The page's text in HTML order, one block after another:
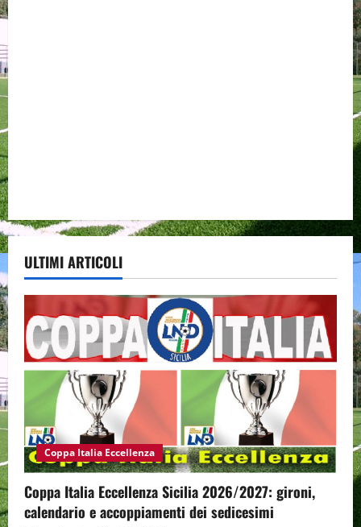
ULTIMI ARTICOLI
Coppa Italia Eccellenza
Coppa Italia Eccellenza Sicilia 2026/2027: gironi,
calendario e accoppiamenti dei sedicesimi